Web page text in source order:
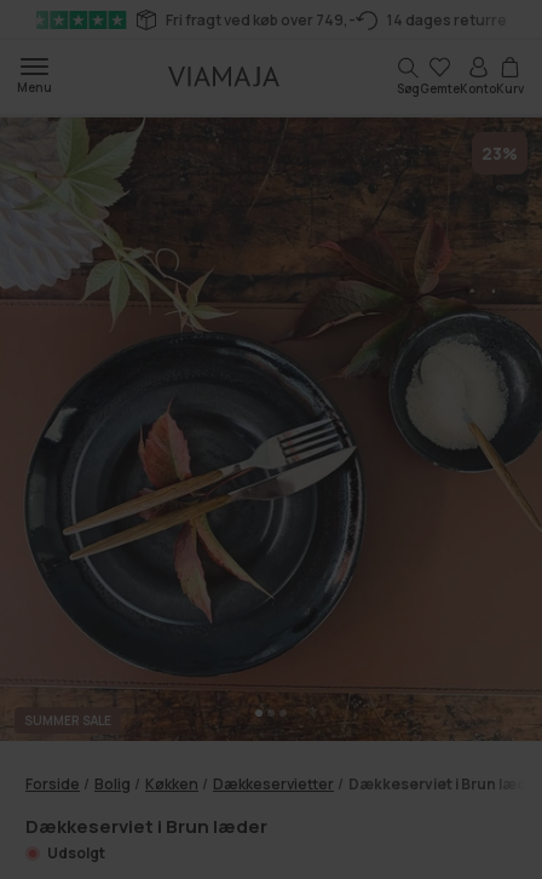
Gå til
indhold
Fri fragt ved køb over 749,- 14 dages returret
Menu SøgGemteKonto
Kurv
Kurv
23%
SUMMER SALE
Forside / Bolig / Køkken / Dækkeservietter / Dækkeserviet i Brun læder
Dækkeserviet i Brun læder
Udsolgt